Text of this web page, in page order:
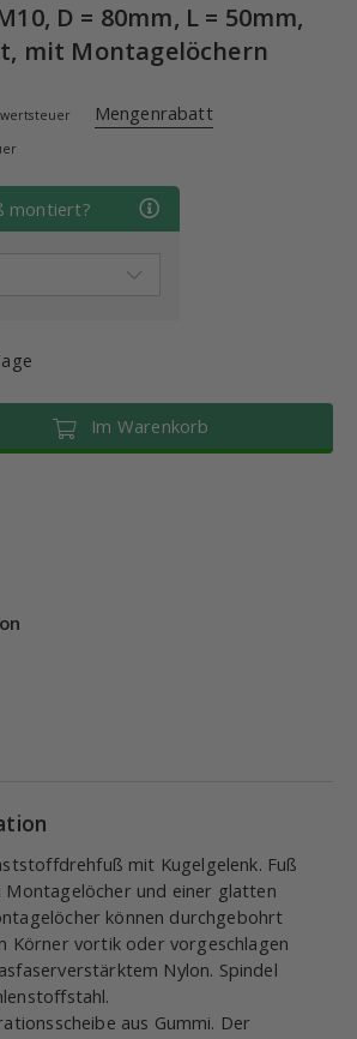
D = 80mm, L = 50mm,
mit Montagelöchern
Mengenrabatt
montiert?
Im Warenkorb
mit Kugelgelenk. Fuß
und einer glatten
können durchgebohrt
Körner vortik oder vorgeschlagen
Nylon. Spindel
aus Gummi. Der